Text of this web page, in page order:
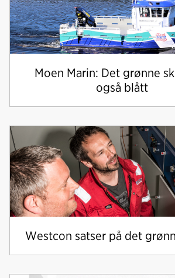
Moen Marin: Det grønne
også blått
Westcon satser på det